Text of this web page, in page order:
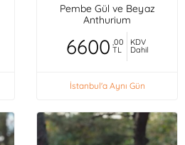
Pembe Gül ve Beyaz
Anthurium
6600 ,00
TL
KDV
Dahil
İstanbul'a Aynı Gün